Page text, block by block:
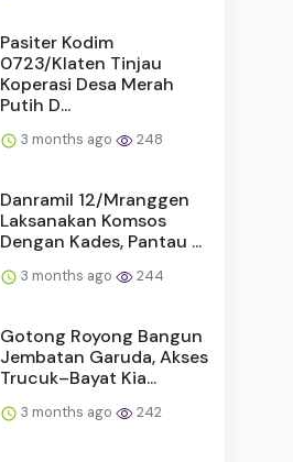
Pasiter Kodim
0723/Klaten Tinjau
Koperasi Desa Merah
Putih D...
3 months ago 248
Danramil 12/Mranggen
Laksanakan Komsos
Dengan Kades, Pantau ...
3 months ago 244
Gotong Royong Bangun
Jembatan Garuda, Akses
Trucuk–Bayat Kia...
3 months ago 242